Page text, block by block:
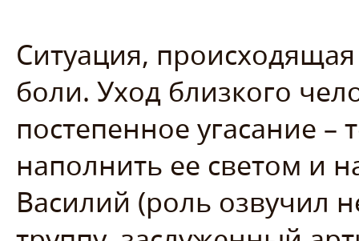
Ситуация,
боли. Уход близкого
постепенное угасание –
наполнить ее светом и
Василий (роль озвучил